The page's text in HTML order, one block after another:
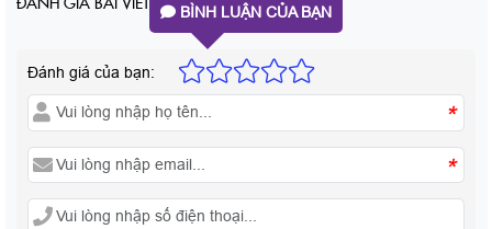
BÌNH LUẬN CỦA BẠN
Đánh giá của bạn:
*
*